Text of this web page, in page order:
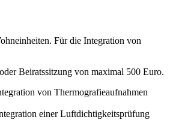
Für die Integration von
Beiratssitzung von maximal 500 Euro.
von Thermografieaufnahmen
einer Luftdichtigkeitsprüfung